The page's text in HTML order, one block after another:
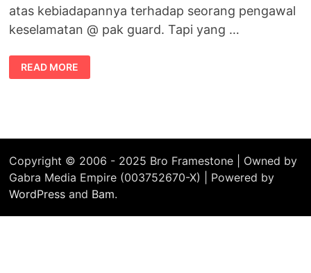
atas kebiadapannya terhadap seorang pengawal
keselamatan @ pak guard. Tapi yang …
PAK
GUARD
TAK
READ MORE
Copyright © 2006 - 2025 Bro Framestone | Owned by
Gabra Media Empire (003752670-X) | Powered by
WordPress and Bam.